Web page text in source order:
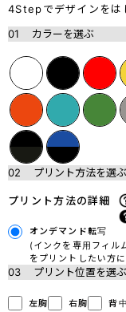
4Stepでデザインをは
01
カラーを選ぶ
02 プリント方法を選ぶ
プリント方法の詳細
オンデマンド転写
(インクを専用フィル
をプリントしたい方
03 プリント位置を選ぶ
左胸 右胸 背